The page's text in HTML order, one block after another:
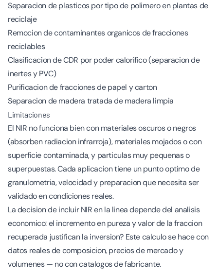
Separacion de plasticos por tipo de polimero en plantas de
reciclaje
Remocion de contaminantes organicos de fracciones
reciclables
Clasificacion de CDR por poder calorifico (separacion de
inertes y PVC)
Purificacion de fracciones de papel y carton
Separacion de madera tratada de madera limpia
Limitaciones
El NIR no funciona bien con materiales oscuros o negros
(absorben radiacion infrarroja), materiales mojados o con
superficie contaminada, y particulas muy pequenas o
superpuestas. Cada aplicacion tiene un punto optimo de
granulometria, velocidad y preparacion que necesita ser
validado en condiciones reales.
La decision de incluir NIR en la linea depende del analisis
economico: el incremento en pureza y valor de la fraccion
recuperada justifican la inversion? Este calculo se hace con
datos reales de composicion, precios de mercado y
volumenes — no con catalogos de fabricante.